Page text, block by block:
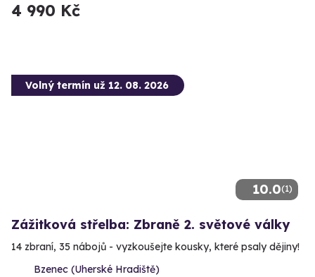
4 990 Kč
10.0(1)
Volný termín už 12. 08. 2026
Zážitková střelba: Zbraně 2. světové války
14 zbraní, 35 nábojů - vyzkoušejte kousky, které psaly dějiny!
Bzenec (Uherské Hradiště)